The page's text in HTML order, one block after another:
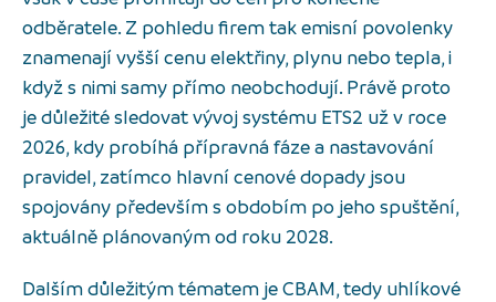
odběratele. Z pohledu firem tak emisní povolenky
znamenají vyšší cenu elektřiny, plynu nebo tepla, i
když s nimi samy přímo neobchodují. Právě proto
je důležité sledovat vývoj systému ETS2 už v roce
2026, kdy probíhá přípravná fáze a nastavování
pravidel, zatímco hlavní cenové dopady jsou
spojovány především s obdobím po jeho spuštění,
aktuálně plánovaným od roku 2028.
Dalším důležitým tématem je CBAM, tedy uhlíkové